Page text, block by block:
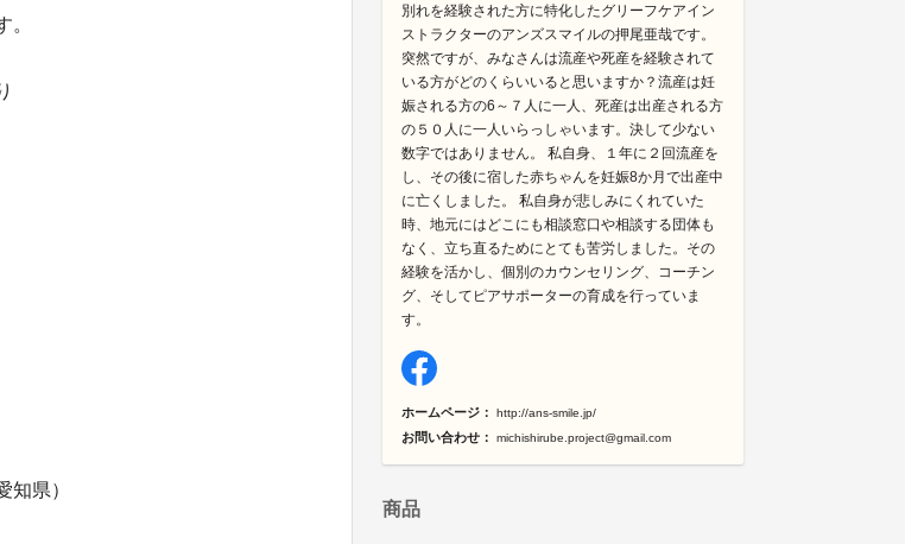
。
県）
別れを経験された方に特化したグリーフケアイン
ストラクターのアンズスマイルの押尾亜哉です。
突然ですが、みなさんは流産や死産を経験されて
いる方がどのくらいいると思いますか？流産は妊
娠される方の6～７人に一人、死産は出産される方
の５０人に一人いらっしゃいます。決して少ない
数字ではありません。 私自身、１年に２回流産を
し、その後に宿した赤ちゃんを妊娠8か月で出産中
に亡くしました。 私自身が悲しみにくれていた
時、地元にはどこにも相談窓口や相談する団体も
なく、立ち直るためにとても苦労しました。その
経験を活かし、個別のカウンセリング、コーチン
グ、そしてピアサポーターの育成を行っていま
す。
ホームページ： http://ans-smile.jp/
お問い合わせ： michishirube.project@gmail.com
商品